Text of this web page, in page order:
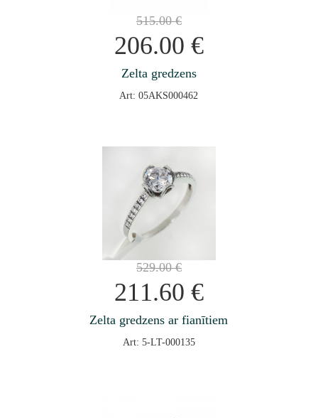
515.00€
206.00 €
Zelta gredzens
Art: 05AKS000462
529.00€
211.60 €
Zelta gredzens ar fianītiem
Art: 5-LT-000135